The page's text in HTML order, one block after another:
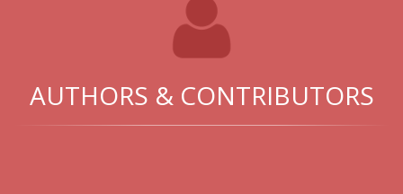
AUTHORS & CONTRIBUTORS